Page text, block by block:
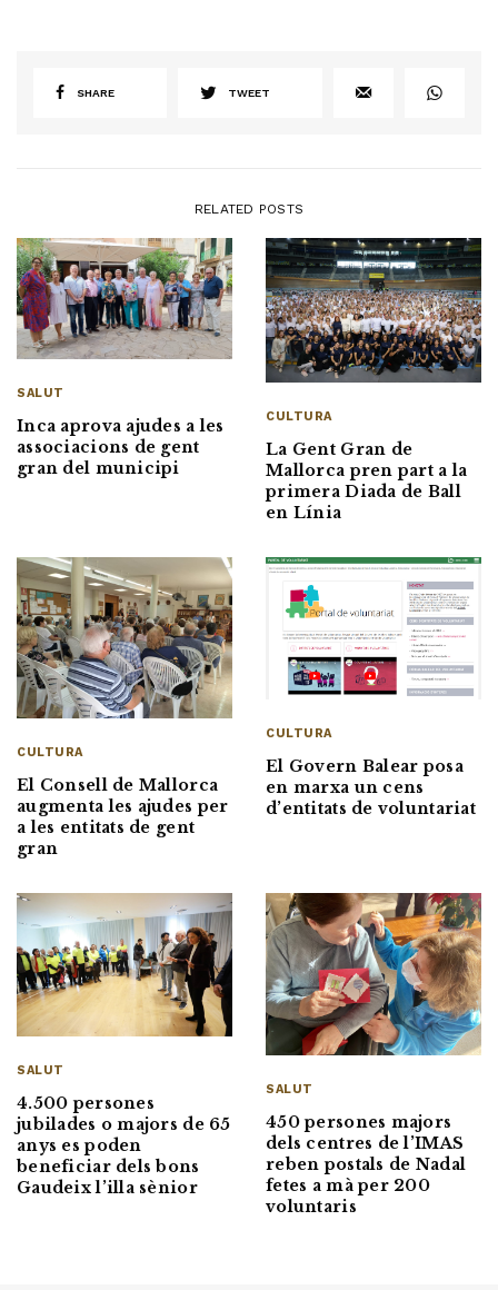
SHARE TWEET
RELATED POSTS
SALUT
Inca aprova ajudes a les
associacions de gent
gran del municipi
CULTURA
La Gent Gran de
Mallorca pren part a la
primera Diada de Ball
en Línia
CULTURA
El Consell de Mallorca
augmenta les ajudes per
a les entitats de gent
gran
CULTURA
El Govern Balear posa
en marxa un cens
d’entitats de voluntariat
SALUT
4.500 persones
jubilades o majors de 65
anys es poden
beneficiar dels bons
Gaudeix l’illa sènior
SALUT
450 persones majors
dels centres de l’IMAS
reben postals de Nadal
fetes a mà per 200
voluntaris